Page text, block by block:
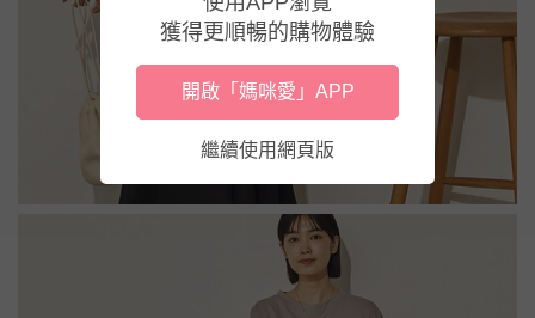
獲得更順暢的購物體驗
開啟「媽咪愛」APP
繼續使用網頁版